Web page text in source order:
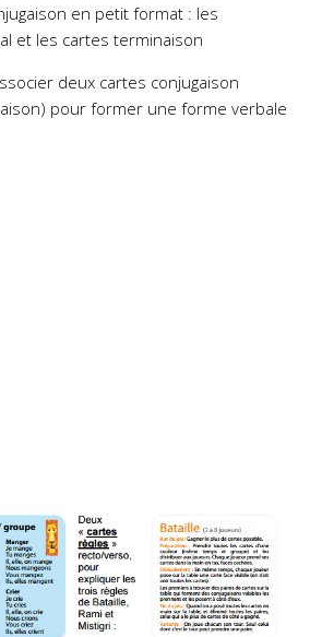
en petit format : les
et les cartes terminaison
deux cartes conjugaison
pour former une forme verbale